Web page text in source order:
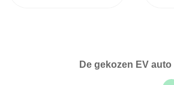
De gekozen EV auto